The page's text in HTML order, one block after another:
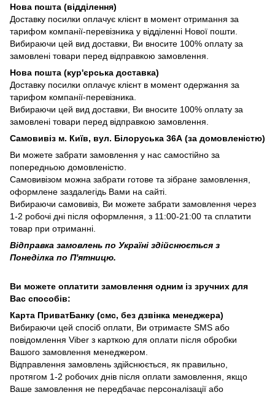
Нова пошта (відділення)
Доставку посилки оплачує клієнт в момент отримання за
тарифом компанії-перевізника у відділенні Нової пошти.
Вибираючи цей вид доставки, Ви вносите 100% оплату за
замовлені товари перед відправкою замовлення.
Нова пошта (кур'єрська доставка)
Доставку посилки оплачує клієнт в момент одержання за
тарифом компанії-перевізника.
Вибираючи цей вид доставки, Ви вносите 100% оплату за
замовлені товари перед відправкою замовлення.
Самовивіз м. Київ, вул. Білоруська 36А (за домовленістю)
Ви можете забрати замовлення у нас самостійно за
попередньою домовленістю.
Самовивізом можна забрати готове та зібране замовлення,
оформлене заздалегідь Вами на сайті.
Вибираючи самовивіз, Ви можете забрати замовлення через
1-2 робочі дні після оформлення, з 11:00-21:00 та сплатити
товар при отриманні.
Відправка замовлень по Україні здійснюється з
Понеділка по П'ятницю.
Ви можете оплатити замовлення одним із зручних для
Вас способів:
Карта ПриватБанку (смс, без дзвінка менеджера)
Вибираючи цей спосіб оплати, Ви отримаєте SMS або
повідомлення Viber з карткою для оплати після обробки
Вашого замовлення менеджером.
Відправлення замовлень здійснюється, як правильно,
протягом 1-2 робочих днів після оплати замовлення, якщо
Ваше замовлення не передбачає персоналізації або